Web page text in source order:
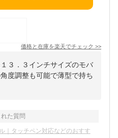
価格と在庫を楽天でチェック >>
３．３インチサイズのモバ
度調整も可能で薄型で持ち
た質問
｜タッチペン対応などのおすす